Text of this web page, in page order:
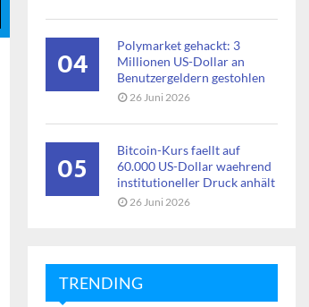
04
Polymarket gehackt: 3
Millionen US-Dollar an
Benutzergeldern gestohlen
26 Juni 2026
05
Bitcoin-Kurs faellt auf
60.000 US-Dollar waehrend
institutioneller Druck anhält
26 Juni 2026
TRENDING